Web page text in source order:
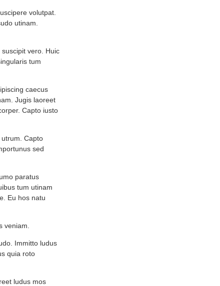
volutpat.
utinam.
vero. Huic
tum
caecus
Jugis laoreet
Capto iusto
Capto
sed
paratus
tum utinam
Eu hos natu
veniam.
Immitto ludus
quia roto
ludus mos